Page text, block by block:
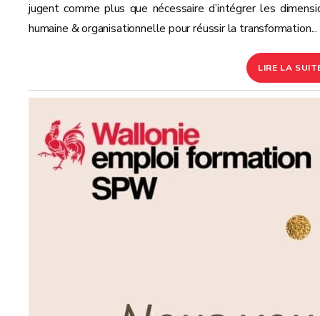
jugent comme plus que nécessaire d’intégrer les
humaine & organisationnelle pour réussir la transformation...
LIRE LA